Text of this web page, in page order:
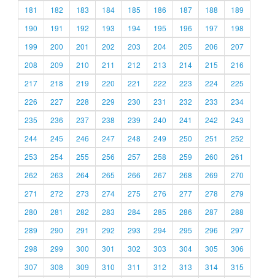
181
182 183 184 185 186 187 188
189
190
191 192 193 194 195 196 197
198
199
200 201 202 203 204 205 206
207
208
209 210 211 212 213 214 215
216
217
218 219 220 221 222 223 224
225
226
227 228 229 230 231 232 233
234
235
236 237 238 239 240 241 242
243
244
245 246 247 248 249 250 251
252
253
254 255 256 257 258 259 260
261
262
263 264 265 266 267 268 269
270
271
272 273 274 275 276 277 278
279
280
281 282 283 284 285 286 287
288
289
290 291 292 293 294 295 296
297
298
299 300 301 302 303 304 305
306
307
308 309 310 311 312 313 314 315